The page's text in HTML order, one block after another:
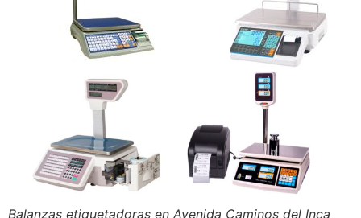
Balanzas etiquetadoras en Avenida Caminos del Inca